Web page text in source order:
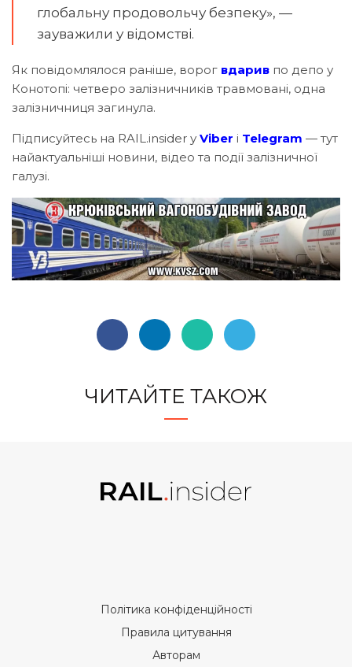
глобальну продовольчу безпеку», —
зауважили у відомстві.
Як повідомлялося раніше, ворог вдарив по депо у
Конотопі: четверо залізничників травмовані, одна
залізничниця загинула.
Підписуйтесь на RAIL.insider у Viber і Telegram — тут
найактуальніші новини, відео та події залізничної
галузі.
ЧИТАЙТЕ ТАКОЖ
Політика конфіденційності
Правила цитування
Авторам